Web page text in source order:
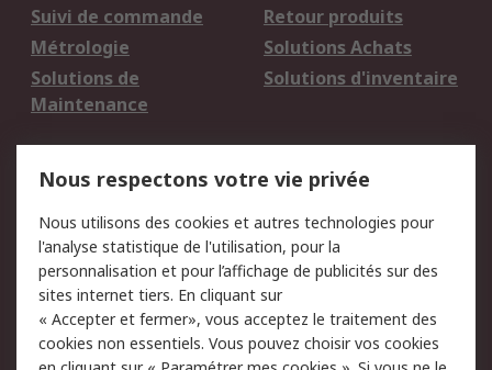
Suivi de commande
Retour produits
Métrologie
Solutions Achats
Solutions de
Maintenance
Solutions d'inventaire
du site
Politique de protection
des données - Mise à
jour
Sécurité des E-mails
Conditions générales
Politique anti-
Nous respectons votre vie privée
Nous utilisons des cookies et autres technologies pour
l'analyse statistique de l'utilisation, pour la
personnalisation et pour l’affichage de publicités sur des
sites internet tiers. En cliquant sur
« Accepter et fermer», vous acceptez le traitement des
cookies non essentiels. Vous pouvez choisir vos cookies